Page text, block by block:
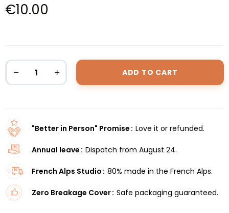
€10.00
ADD TO CART
"Better in Person" Promise Love it or refunded.
Annual leave Dispatch from August 24.
French Alps Studio 80% made in the French Alps.
Zero Breakage Cover Safe packaging guaranteed.